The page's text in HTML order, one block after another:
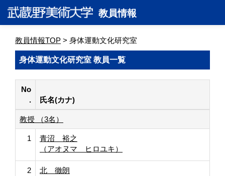
教員情報
教員情報TOP > 身体運動文化研究室
身体運動文化研究室 教員一覧
No
.
氏名(カナ)
教授 （3名）
1
青沼 裕之
（アオヌマ ヒロユキ）
2
北 徹朗